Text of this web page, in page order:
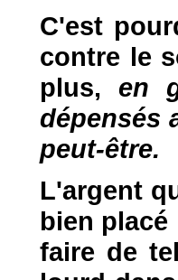
C'est
contre le
plus, en
dépensés
peut-être.
L'argent
bien
faire de